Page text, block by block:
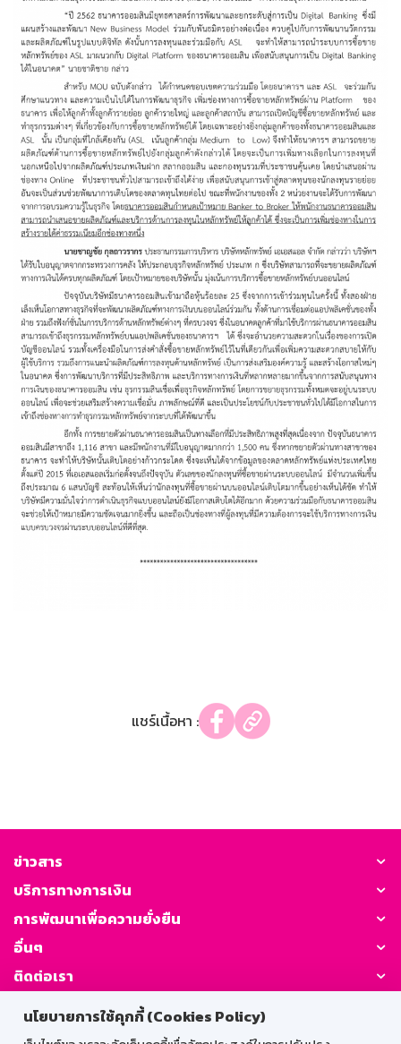
นโยบายการใช้คุกกี้ (Cookies Policy)
แชร์เนื้อหา :
ข่าวสาร
บริการทางการเงิน
การพัฒนาเพื่อความยั่งยืน
อื่นๆ
ติดต่อเรา
GSB Society: